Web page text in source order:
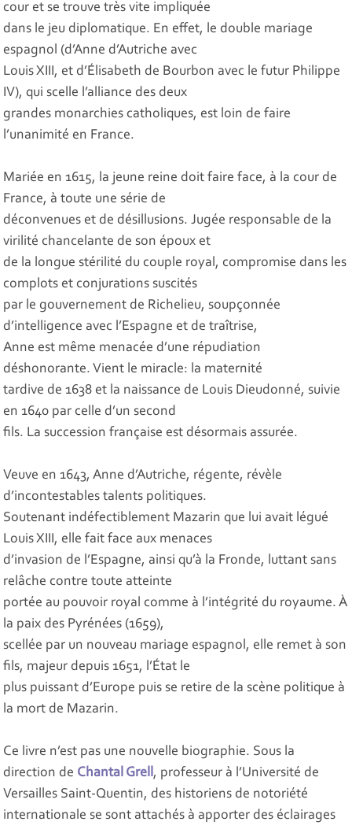
cour et se trouve très vite impliquée
dans le jeu diplomatique. En effet, le double mariage
espagnol (d’Anne d’Autriche avec
Louis XIII, et d’Élisabeth de Bourbon avec le futur Philippe
IV), qui scelle l’alliance des deux
grandes monarchies catholiques, est loin de faire
l’unanimité en France.
Mariée en 1615, la jeune reine doit faire face, à la cour de
France, à toute une série de
déconvenues et de désillusions. Jugée responsable de la
virilité chancelante de son époux et
de la longue stérilité du couple royal, compromise dans les
complots et conjurations suscités
par le gouvernement de Richelieu, soupçonnée
d’intelligence avec l’Espagne et de traîtrise,
Anne est même menacée d’une répudiation
déshonorante. Vient le miracle: la maternité
tardive de 1638 et la naissance de Louis Dieudonné, suivie
en 1640 par celle d’un second
fils. La succession française est désormais assurée.
Veuve en 1643, Anne d’Autriche, régente, révèle
d’incontestables talents politiques.
Soutenant indéfectiblement Mazarin que lui avait légué
Louis XIII, elle fait face aux menaces
d’invasion de l’Espagne, ainsi qu’à la Fronde, luttant sans
relâche contre toute atteinte
portée au pouvoir royal comme à l’intégrité du royaume. À
la paix des Pyrénées (1659),
scellée par un nouveau mariage espagnol, elle remet à son
fils, majeur depuis 1651, l’État le
plus puissant d’Europe puis se retire de la scène politique à
la mort de Mazarin.
Ce livre n’est pas une nouvelle biographie. Sous la
direction de Chantal Grell, professeur à l’Université de
Versailles Saint-Quentin, des historiens de notoriété
internationale se sont attachés à apporter des éclairages